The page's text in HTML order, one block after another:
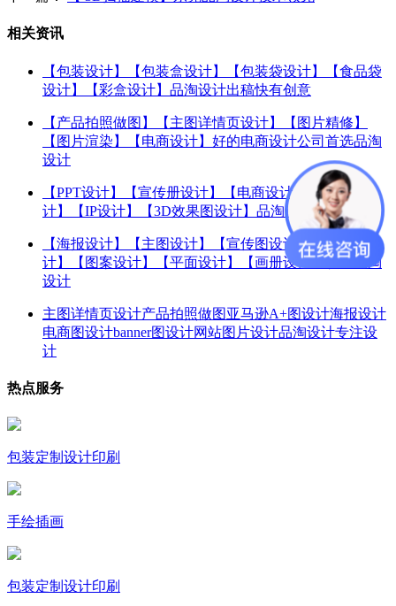
相关资讯
【包装设计】【包装盒设计】【包装袋设计】【食品袋
设计】【彩盒设计】品淘设计出稿快有创意
【产品拍照做图】【主图详情页设计】【图片精修】
【图片渲染】【电商设计】好的电商设计公司首选品淘
设计
【PPT设计】【宣传册设计】【电商设计】【产品设
计】【IP设计】【3D效果图设计】品淘设计专业设计
【海报设计】【主图设计】【宣传图设计】【产品图设
计】【图案设计】【平面设计】【画册设计】认准品淘
设计
主图详情页设计产品拍照做图亚马逊A+图设计海报设计
电商图设计banner图设计网站图片设计品淘设计专注设
计
热点服务
包装定制设计印刷
手绘插画
包装定制设计印刷